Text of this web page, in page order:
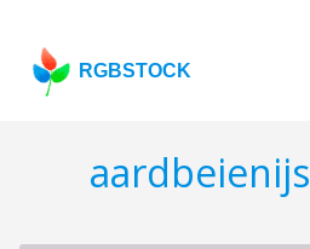
RGBSTOCK
aardbeienijs